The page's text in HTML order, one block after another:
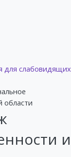
для слабовидящих
области
и